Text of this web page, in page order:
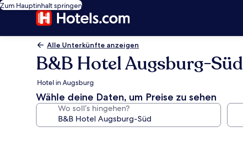
Zum Hauptinhalt springen
Alle Unterkünfte anzeigen
B&B Hotel Augsburg-Süd
Hotel in Augsburg
Wähle deine Daten, um Preise zu sehen
Wo soll’s hingehen?